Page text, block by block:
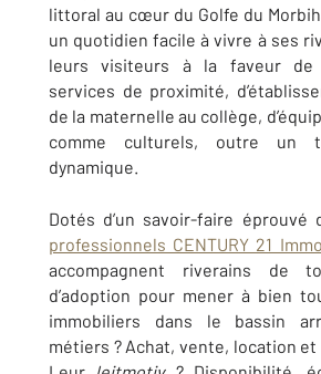
littoral au cœur du Golfe du
un quotidien facile à vivre à ses
leurs visiteurs à la faveur de
services de proximité,
de la maternelle au collège,
comme culturels, outre un
dynamique.
Dotés d’un savoir-faire éprouvé
professionnels CENTURY 21
accompagnent riverains de
d’adoption pour mener à bien
immobiliers dans le bassin
métiers ? Achat, vente, location